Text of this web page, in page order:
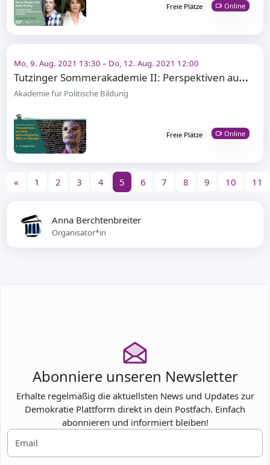
Freie Plätze Online
Mo, 9. Aug. 2021 13:30 – Do, 12. Aug. 2021 12:00
T
utzinger Sommerakademie II: Perspektiven auf eine technologische Welt im Wandel
Akademie für Politische Bildung
Freie Plätze Online
« 1 2 3 4 5 6 7 8 9 10 11
Anna Berchtenbreiter
Organisator*in
Abonniere unseren Newsletter
Erhalte regelmäßig die aktuellsten News und Updates zur
Demokratie Plattform direkt in dein Postfach. Einfach
abonnieren und informiert bleiben!